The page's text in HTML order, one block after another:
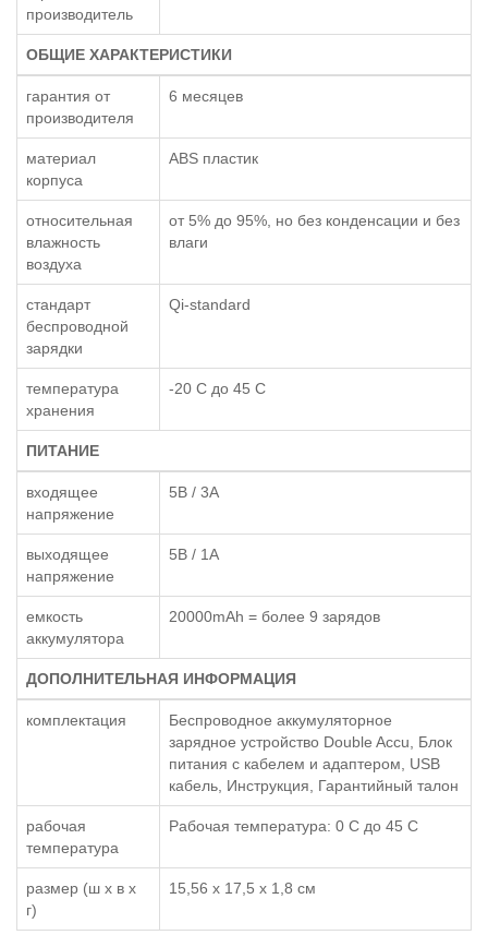
производитель
ОБЩИЕ ХАРАКТЕРИСТИКИ
гарантия от
производителя
6 месяцев
материал
корпуса
ABS пластик
относительная
влажность
воздуха
от 5% до 95%, но без конденсации и без
влаги
стандарт
беспроводной
зарядки
Qi-standard
температура
хранения
-20 С до 45 С
ПИТАНИЕ
входящее
напряжение
5В / 3А
выходящее
напряжение
5В / 1А
емкость
аккумулятора
20000mAh = более 9 зарядов
ДОПОЛНИТЕЛЬНАЯ ИНФОРМАЦИЯ
комплектация
Беспроводное аккумуляторное
зарядное устройство Double Accu, Блок
питания с кабелем и адаптером, USB
кабель, Инструкция, Гарантийный талон
рабочая
температура
Рабочая температура: 0 С до 45 С
размер (ш x в x
г)
15,56 x 17,5 x 1,8 см